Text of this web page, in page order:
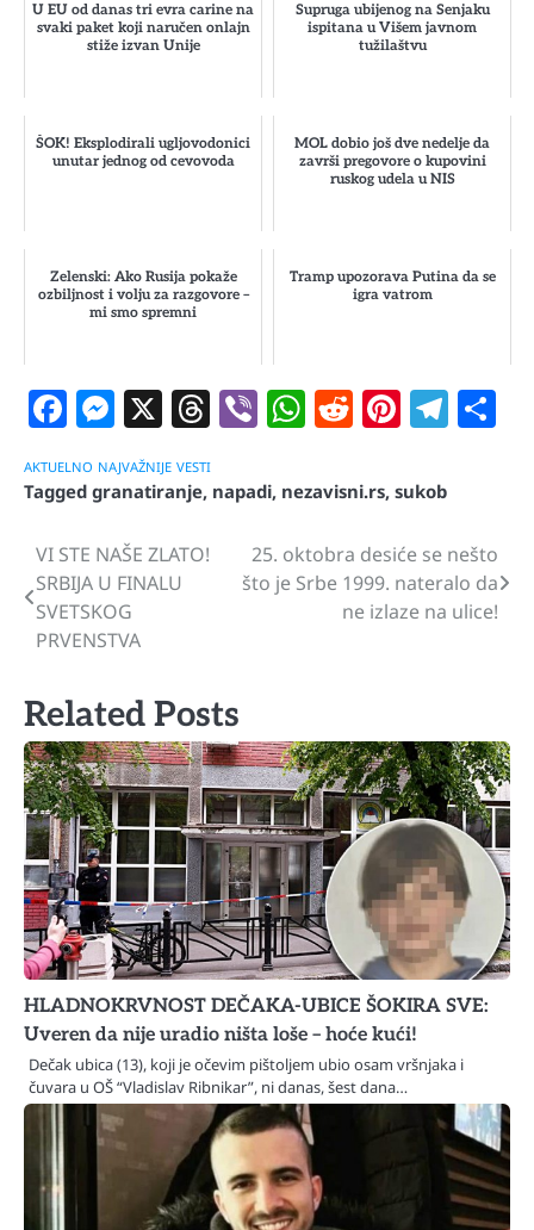
U EU od danas tri evra carine na
svaki paket koji naručen onlajn
stiže izvan Unije
Supruga ubijenog na Senjaku
ispitana u Višem javnom
tužilaštvu
ŠOK! Eksplodirali ugljovodonici
unutar jednog od cevovoda
MOL dobio još dve nedelje da
završi pregovore o kupovini
ruskog udela u NIS
Zelenski: Ako Rusija pokaže
ozbiljnost i volju za razgovore –
mi smo spremni
Tramp upozorava Putina da se
igra vatrom
Facebook
Messenger
X Threads
ViberWhatsApp
Reddit
AKTUELNO NAJVAŽNIJE VESTI
Tagged granatiranje, napadi, nezavisni.rs, sukob
Navigacija
članaka
VI STE NAŠE ZLATO!
SRBIJA U FINALU
SVETSKOG
PRVENSTVA
25. oktobra desiće se nešto
što je Srbe 1999. nateralo da
ne izlaze na ulice!
Related Posts
HLADNOKRVNOST DEČAKA-UBICE ŠOKIRA SVE:
Uveren da nije uradio ništa loše – hoće kući!
Dečak ubica (13), koji je očevim pištoljem ubio osam vršnjaka i
čuvara u OŠ “Vladislav Ribnikar”, ni danas, šest dana…